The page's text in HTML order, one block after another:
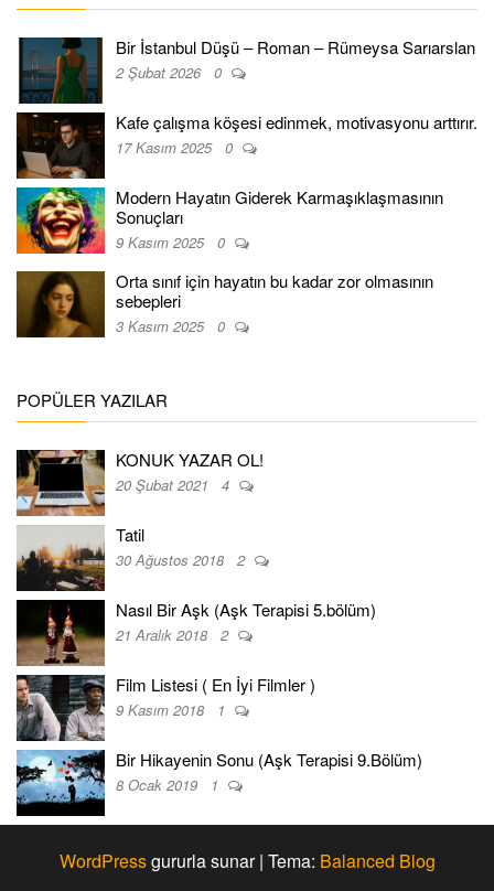
Bir İstanbul Düşü – Roman – Rümeysa Sarıarslan
2 Şubat 2026 0
Kafe çalışma köşesi edinmek, motivasyonu arttırır.
17 Kasım 2025 0
Modern Hayatın Giderek Karmaşıklaşmasının
Sonuçları
9 Kasım 2025 0
Orta sınıf için hayatın bu kadar zor olmasının
sebepleri
3 Kasım 2025 0
POPÜLER YAZILAR
KONUK YAZAR OL!
20 Şubat 2021 4
Tatil
30 Ağustos 2018 2
Nasıl Bir Aşk (Aşk Terapisi 5.bölüm)
21 Aralık 2018 2
Film Listesi ( En İyi Filmler )
9 Kasım 2018 1
Bir Hikayenin Sonu (Aşk Terapisi 9.Bölüm)
8 Ocak 2019 1
WordPressgururla sunar| Tema: Balanced Blog